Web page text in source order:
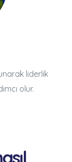
liderlik
olur.